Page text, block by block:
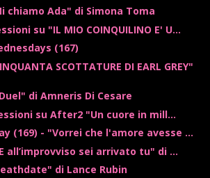
chiamo Ada" di Simona Toma
su "IL MIO COINQUILINO E' U...
(167)
SCOTTATURE DI EARL GREY"
di Amneris Di Cesare
su After2 "Un cuore in mill...
(169) - "Vorrei che l'amore avesse ...
all’improvviso sei arrivato tu" di ...
di Lance Rubin